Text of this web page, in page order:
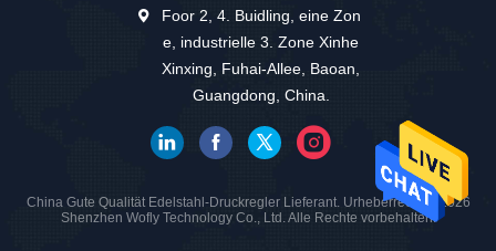
Foor 2, 4. Buidling, eine Zon
e, industrielle 3. Zone Xinhe
Xinxing, Fuhai-Allee, Baoan,
Guangdong, China.
China Gute Qualität Edelstahl-Druckregler Lieferant. Urheberrecht © 2026
Shenzhen Wofly Technology Co., Ltd. Alle Rechte vorbehalten.